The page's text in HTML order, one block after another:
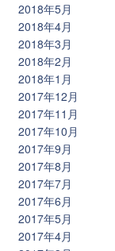
2018年5月
2018年4月
2018年3月
2018年2月
2018年1月
2017年12月
2017年11月
2017年10月
2017年9月
2017年8月
2017年7月
2017年6月
2017年5月
2017年4月